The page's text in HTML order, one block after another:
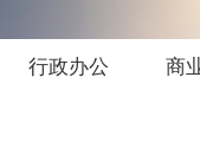
行政办公 商